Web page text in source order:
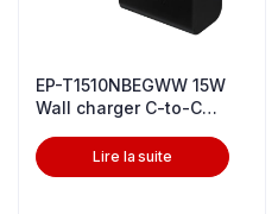
EP-T1510NBEGWW 15W
Wall charger C-to-C
Lire la suite